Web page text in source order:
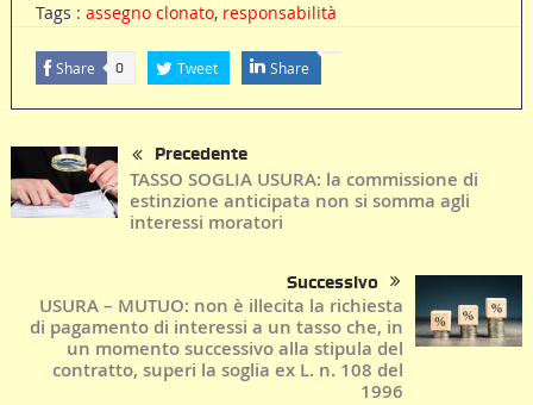
Tags : assegno clonato, responsabilità
Share 0 Tweet Share
Precedente
TASSO SOGLIA USURA: la commissione di
estinzione anticipata non si somma agli
interessi moratori
Successivo
USURA – MUTUO: non è illecita la richiesta
di pagamento di interessi a un tasso che, in
un momento successivo alla stipula del
contratto, superi la soglia ex L. n. 108 del
1996